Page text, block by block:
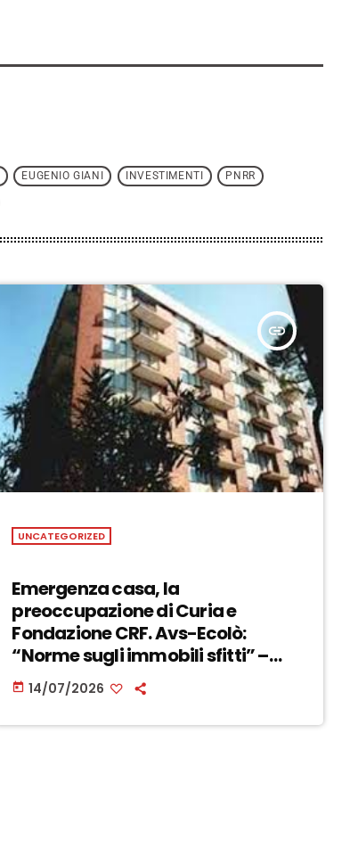
EUGENIO GIANI INVESTIMENTI PNRR
insert_link
UNCATEGORIZED
Emergenza casa, la
preoccupazione di Curia e
Fondazione CRF. Avs-Ecolò:
“Norme sugli immobili sfitti” –
ASCOLTA
today 14/07/2026